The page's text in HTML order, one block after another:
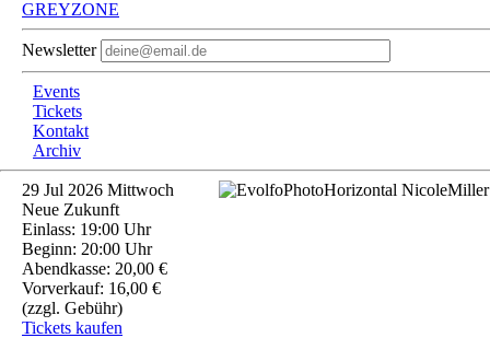
GREYZONE
Newsletter
Events
Tickets
Kontakt
Archiv
29 Jul 2026 Mittwoch
Neue Zukunft
Einlass: 19:00 Uhr
Beginn: 20:00 Uhr
Abendkasse: 20,00 €
Vorverkauf: 16,00 €
(zzgl. Gebühr)
Tickets kaufen